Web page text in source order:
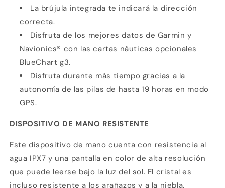
La brújula integrada te indicará la dirección
correcta.
Disfruta de los mejores datos de Garmin y
Navionics® con las cartas náuticas opcionales
BlueChart g3.
Disfruta durante más tiempo gracias a la
autonomía de las pilas de hasta 19 horas en modo
GPS.
DISPOSITIVO DE MANO RESISTENTE
Este dispositivo de mano cuenta con resistencia al
agua IPX7 y una pantalla en color de alta resolución
que puede leerse bajo la luz del sol. El cristal es
incluso resistente a los arañazos y a la niebla.